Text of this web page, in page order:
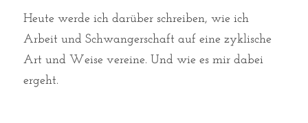
Heute werde ich darüber schreiben, wie ich
Arbeit und Schwangerschaft auf eine zyklische
Art und Weise vereine. Und wie es mir dabei
ergeht.